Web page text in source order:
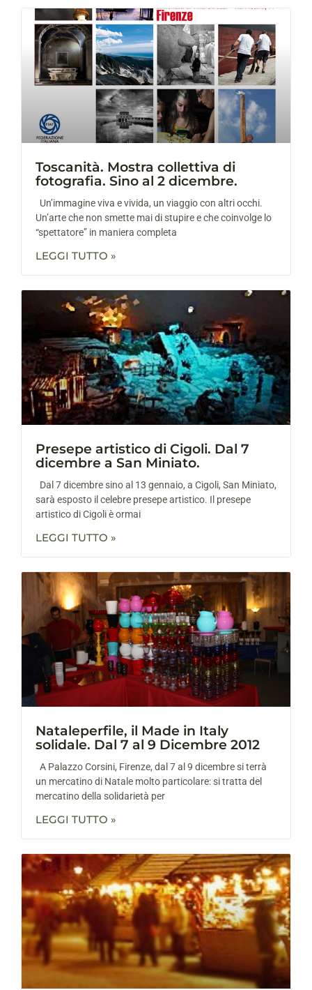
Toscanità. Mostra collettiva di
fotografia. Sino al 2 dicembre.
Un’immagine viva e vivida, un viaggio con altri occhi.
Un’arte che non smette mai di stupire e che coinvolge lo
“spettatore” in maniera completa
LEGGI TUTTO »
Presepe artistico di Cigoli. Dal 7
dicembre a San Miniato.
Dal 7 dicembre sino al 13 gennaio, a Cigoli, San Miniato,
sarà esposto il celebre presepe artistico. Il presepe
artistico di Cigoli è ormai
LEGGI TUTTO »
Nataleperfile, il Made in Italy
solidale. Dal 7 al 9 Dicembre 2012
A Palazzo Corsini, Firenze, dal 7 al 9 dicembre si terrà
un mercatino di Natale molto particolare: si tratta del
mercatino della solidarietà per
LEGGI TUTTO »